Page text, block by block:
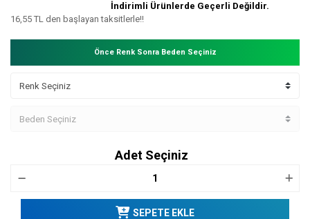
İndirimli Ürünlerde Geçerli Değildir.
16,55 TL den başlayan taksitlerle!!
Önce Renk Sonra Beden Seçiniz
Adet Seçiniz
SEPETE EKLE